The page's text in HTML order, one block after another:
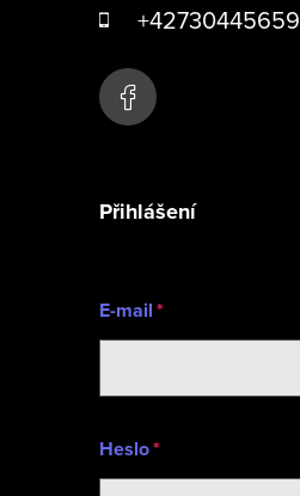
+42730445659
Přihlášení
E-mail
Heslo